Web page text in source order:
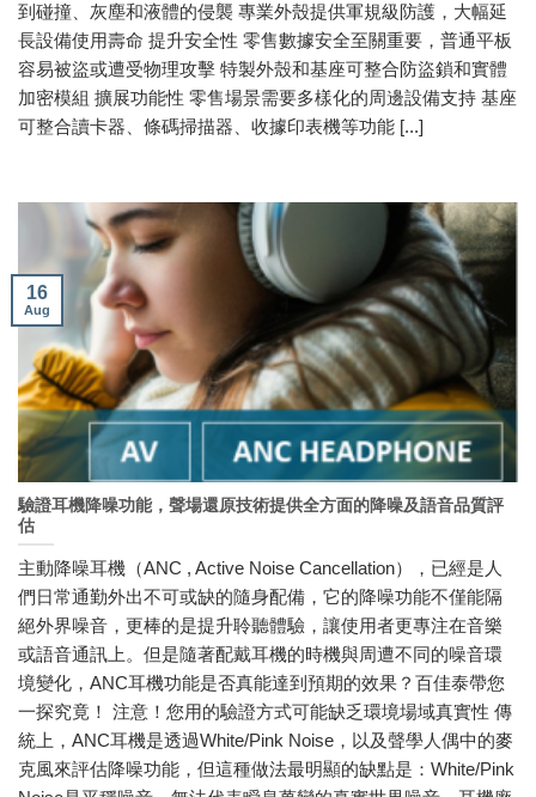
到碰撞、灰塵和液體的侵襲 專業外殼提供軍規級防護，大幅延
長設備使用壽命 提升安全性 零售數據安全至關重要，普通平板
容易被盜或遭受物理攻擊 特製外殼和基座可整合防盜鎖和實體
加密模組 擴展功能性 零售場景需要多樣化的周邊設備支持 基座
可整合讀卡器、條碼掃描器、收據印表機等功能 [...]
驗證耳機降噪功能，聲場還原技術提供全方面的降噪及語音品質評
估
主動降噪耳機（ANC , Active Noise Cancellation），已經是人
們日常通勤外出不可或缺的隨身配備，它的降噪功能不僅能隔
絕外界噪音，更棒的是提升聆聽體驗，讓使用者更專注在音樂
或語音通訊上。但是隨著配戴耳機的時機與周遭不同的噪音環
境變化，ANC耳機功能是否真能達到預期的效果？百佳泰帶您
一探究竟！ 注意！您用的驗證方式可能缺乏環境場域真實性 傳
統上，ANC耳機是透過White/Pink Noise，以及聲學人偶中的麥
克風來評估降噪功能，但這種做法最明顯的缺點是：White/Pink
16
Aug